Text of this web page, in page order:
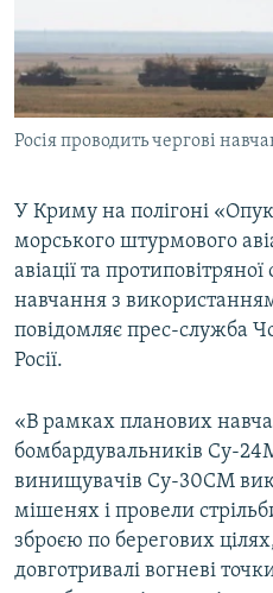
СВІДЧЕННЯ ОКУПАЦІЇ
УКРАЇНСЬКА ПРОБЛЕМА КРИМУ
ІНФОГРАФІКА
Qırımtatar
ДОЛУЧАЙСЯ!
Усі сайти RFE/RL
Росія проводить чергові
У Криму на полігоні
морського штурмового
авіації та
навчання з
повідомляє прес-служба
Росії.
«В рамках планових
бомбардувальників Су-
винищувачів Су-30СМ
мішенях і провели
зброєю по берегових
довготривалі вогневі